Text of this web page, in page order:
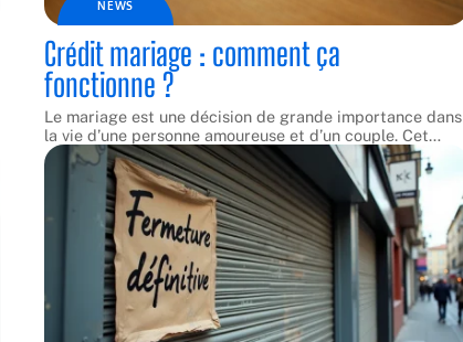
NEWS
Crédit mariage : comment ça
fonctionne ?
Le mariage est une décision de grande importance dans
la vie d’une personne amoureuse et d’un couple. Cet…